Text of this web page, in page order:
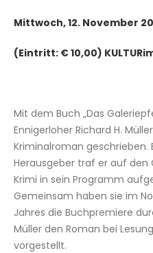
Mittwoch, 12. November
(Eintritt: € 10,00)
Mit dem Buch „Das
Ennigerloher Richard H.
Kriminalroman geschrieben.
Herausgeber traf er auf den
Krimi in sein Programm
Gemeinsam haben sie im
Jahres die Buchpremiere
Müller den Roman bei
vorgestellt.